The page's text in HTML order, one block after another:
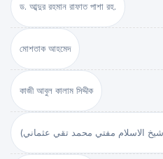
ড. আব্দুর রহমান রাফাত পাশা রহ.
মোশতাক আহমেদ
কাজী আবুল কালাম সিদ্দীক